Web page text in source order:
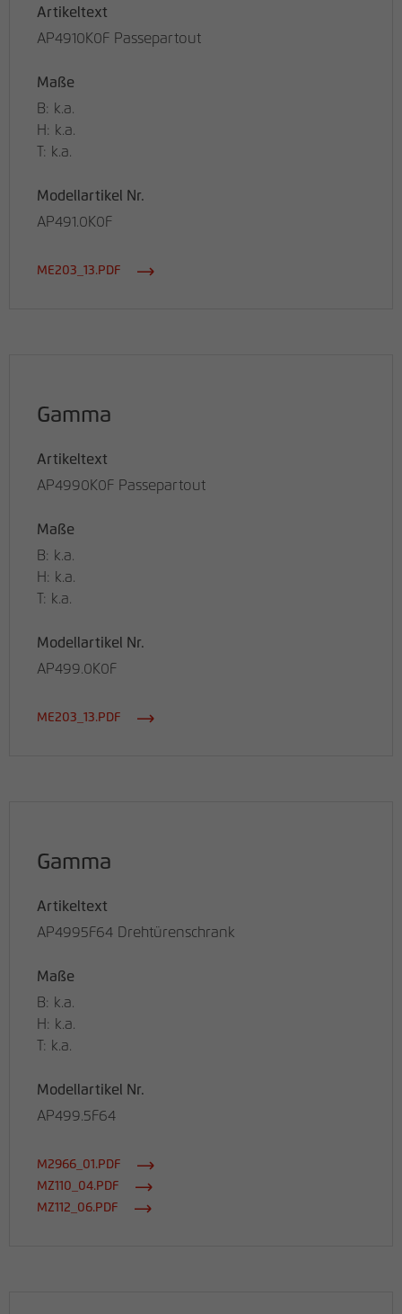
Artikeltext
AP4910K0F Passepartout
Maße
B: k.a.
H: k.a.
T: k.a.
Modellartikel Nr.
AP491.0K0F
ME203_13.PDF
Gamma
Artikeltext
AP4990K0F Passepartout
Maße
B: k.a.
H: k.a.
T: k.a.
Modellartikel Nr.
AP499.0K0F
ME203_13.PDF
Gamma
Artikeltext
AP4995F64 Drehtürenschrank
Maße
B: k.a.
H: k.a.
T: k.a.
Modellartikel Nr.
AP499.5F64
M2966_01.PDF
MZ110_04.PDF
MZ112_06.PDF